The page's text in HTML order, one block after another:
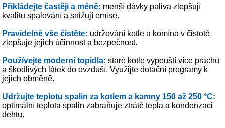
Přikládejte častěji a méně: menší dávky paliva zlepšují
kvalitu spalování a snižují emise.
Pravidelně vše čistěte: udržování kotle a komína v čistotě
zlepšuje jejich účinnost a bezpečnost.
Používejte moderní topidla: staré kotle vypouští více prachu
a škodlivých látek do ovzduší. Využijte dotační programy k
jejich obměně.
Udržujte teplotu spalin za kotlem a kamny 150 až 250 °C:
optimální teplota spalin zabraňuje ztrátě tepla a kondenzaci
dehtu.